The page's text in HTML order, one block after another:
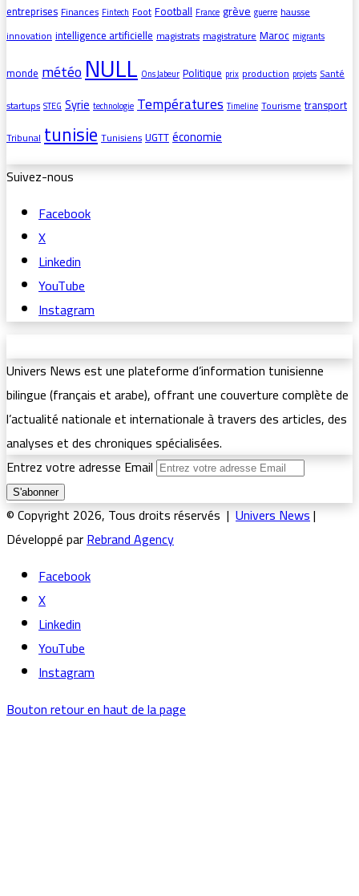
entreprisesFinances Fintech FootFootball France grève guerre hausse
innovationintelligence artificiellemagistratsmagistratureMaroc migrants
mondemétéoNULL Ons Jabeur Politique prix production projets Santé
startups STEG Syrie technologie Températures Timeline Tourismetransport
TribunaltunisieTunisiensUGTTéconomie
Suivez-nous
Facebook
X
Linkedin
YouTube
Instagram
Univers News est une plateforme d’information tunisienne
bilingue (français et arabe), offrant une couverture complète de
l’actualité nationale et internationale à travers des articles, des
analyses et des chroniques spécialisées.
Entrez votre adresse Email
© Copyright 2026, Tous droits réservés |Univers News|
Développé parRebrand Agency
Facebook
X
Linkedin
YouTube
Instagram
Bouton retour en haut de la page